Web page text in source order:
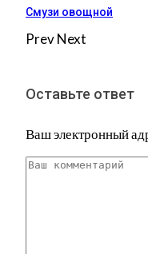
Смузи овощной
PrevNext
Оставьте ответ
Ваш электронный